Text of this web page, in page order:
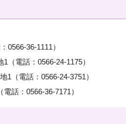
36-1111）
電話：0566-24-1175）
（電話：0566-24-3751）
話：0566-36-7171）